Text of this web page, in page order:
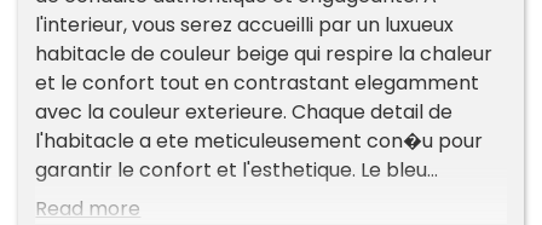
l'interieur, vous serez accueilli par un luxueux
habitacle de couleur beige qui respire la chaleur
et le confort tout en contrastant elegamment
avec la couleur exterieure. Chaque detail de
l'habitacle a ete meticuleusement con�u pour
garantir le confort et l'esthetique. Le bleu
contrastant de l'exterieur est non seulement
Read more